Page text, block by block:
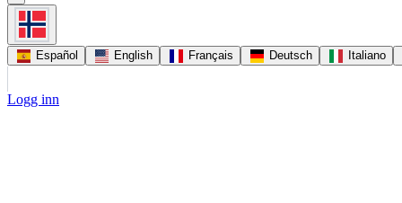
Español English Français Deutsch Italiano
Logg inn